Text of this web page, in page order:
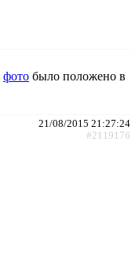
фото было положено в
21/08/2015 21:27:24
#2119176